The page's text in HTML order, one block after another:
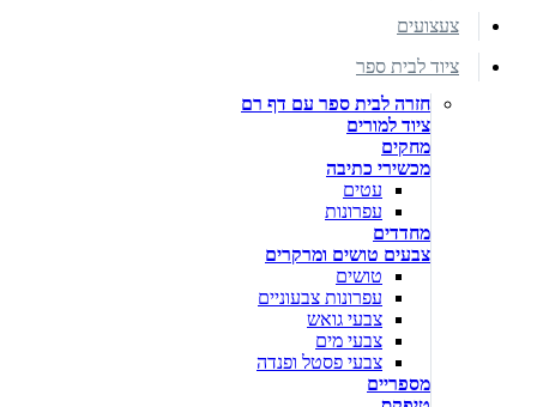
צעצועים
ציוד לבית ספר
חזרה לבית ספר עם דף רם
ציוד למורים
מחקים
מכשירי כתיבה
עטים
עפרונות
מחדדים
צבעים טושים ומרקרים
טושים
עפרונות צבעוניים
צבעי גואש
צבעי מים
צבעי פסטל ופנדה
מספריים